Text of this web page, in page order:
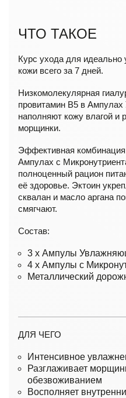
ЧТО ТАКОЕ
Курс ухода для идеально
кожи всего за 7 дней.
Низкомолекулярная
провитамин B5 в
наполняют кожу влагой и
морщинки.
Эффективная
Ампулах с
полноценный рацион
её здоровье. Эктоин
сквалан и масло аргана
смягчают.
Состав:
3 x Ампулы
4 x Ампулы с
Металлический
ДЛЯ ЧЕГО
Интенсивное
Разглаживает
обезвоживанием
Восполняет